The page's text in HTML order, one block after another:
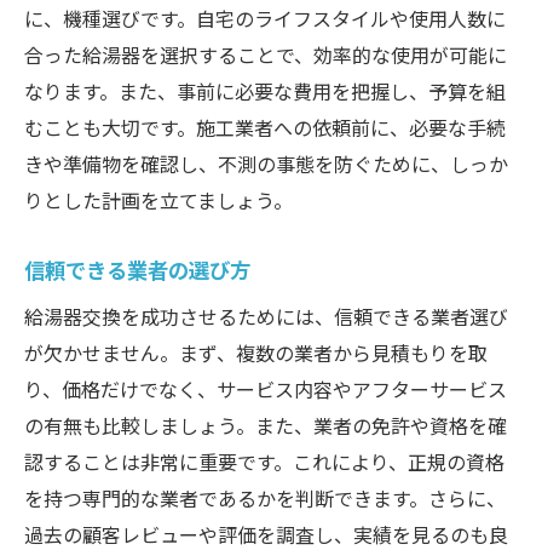
に、機種選びです。自宅のライフスタイルや使用人数に
合った給湯器を選択することで、効率的な使用が可能に
なります。また、事前に必要な費用を把握し、予算を組
むことも大切です。施工業者への依頼前に、必要な手続
きや準備物を確認し、不測の事態を防ぐために、しっか
りとした計画を立てましょう。
信頼できる業者の選び方
給湯器交換を成功させるためには、信頼できる業者選び
が欠かせません。まず、複数の業者から見積もりを取
り、価格だけでなく、サービス内容やアフターサービス
の有無も比較しましょう。また、業者の免許や資格を確
認することは非常に重要です。これにより、正規の資格
を持つ専門的な業者であるかを判断できます。さらに、
過去の顧客レビューや評価を調査し、実績を見るのも良